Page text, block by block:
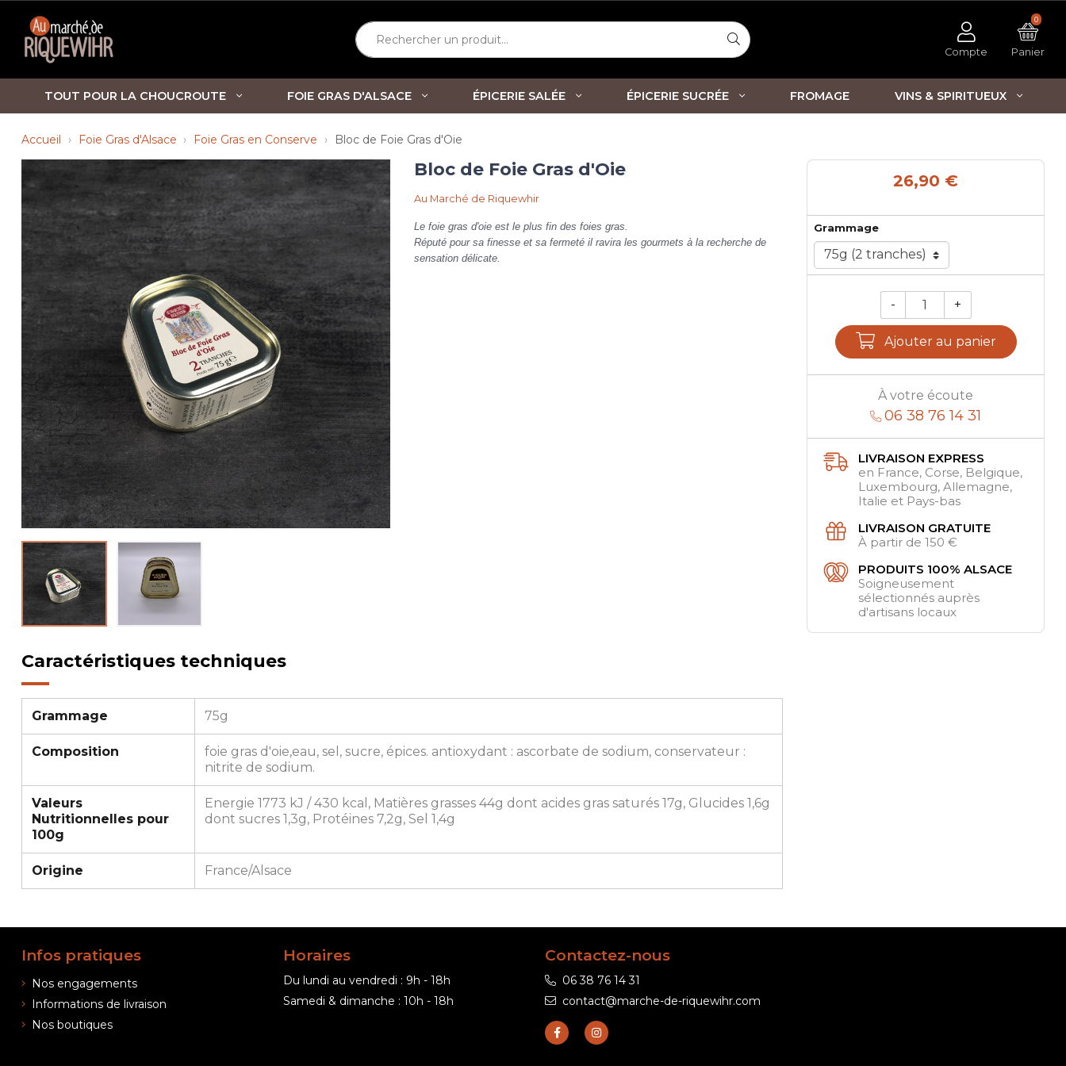
Rechercher un produit...
Compte
0
Panier
TOUT POUR LA CHOUCROUTE FOIE GRAS D'ALSACE ÉPICERIE SALÉE ÉPICERIE SUCRÉE FROMAGE VINS & SPIRITUEUX
Accueil Foie Gras d'Alsace Foie Gras en Conserve Bloc de Foie Gras d'Oie
Bloc de Foie Gras d'Oie
Au Marché de Riquewhir
Le foie gras d'oie est le plus fin des foies gras.
Réputé pour sa finesse et sa fermeté il ravira les gourmets à la recherche de
sensation délicate.
Caractéristiques techniques
Grammage 75g
Composition
foie gras d'oie,eau, sel, sucre, épices. antioxydant : ascorbate de sodium, conservateur :
nitrite de sodium.
Valeurs
Nutritionnelles pour
100g
Energie 1773 kJ / 430 kcal, Matières grasses 44g dont acides gras saturés 17g, Glucides 1,6g
dont sucres 1,3g, Protéines 7,2g, Sel 1,4g
Origine France/Alsace
26,90 €
Grammage
- +
Ajouter au panier
À votre écoute
06 38 76 14 31
LIVRAISON EXPRESS
en France, Corse, Belgique,
Luxembourg, Allemagne,
Italie et Pays-bas
LIVRAISON GRATUITE
À partir de 150 €
PRODUITS 100% ALSACE
Soigneusement
sélectionnés auprès
d'artisans locaux
Infos pratiques
Nos engagements
Informations de livraison
Nos boutiques
Horaires
Du lundi au vendredi : 9h - 18h
Samedi & dimanche : 10h - 18h
Contactez-nous
06 38 76 14 31
contact@marche-de-riquewihr.com